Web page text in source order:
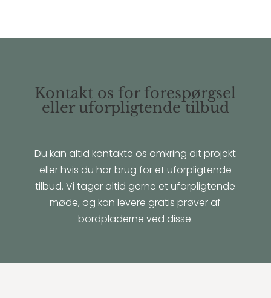
Kontakt os for forespørgsel
eller uforpligtende tilbud
Du kan altid kontakte os omkring dit projekt
eller hvis du har brug for et uforpligtende
tilbud. Vi tager altid gerne et uforpligtende
møde, og kan levere gratis prøver af
bordpladerne ved disse.